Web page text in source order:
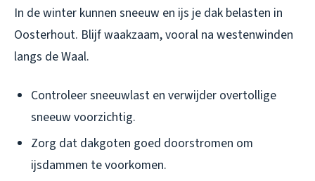
In de winter kunnen sneeuw en ijs je dak belasten in
Oosterhout. Blijf waakzaam, vooral na westenwinden
langs de Waal.
Controleer sneeuwlast en verwijder overtollige
sneeuw voorzichtig.
Zorg dat dakgoten goed doorstromen om
ijsdammen te voorkomen.